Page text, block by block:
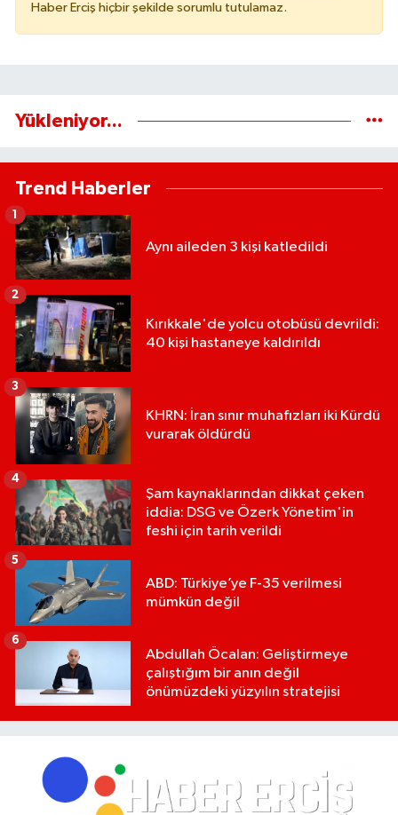
Haber Erciş hiçbir şekilde sorumlu tutulamaz.
Yükleniyor...
Trend Haberler
Aynı aileden 3 kişi katledildi
1
Kırıkkale'de yolcu otobüsü devrildi:
40 kişi hastaneye kaldırıldı
2
KHRN: İran sınır muhafızları iki Kürdü
vurarak öldürdü
3
Şam kaynaklarından dikkat çeken
iddia: DSG ve Özerk Yönetim'in
feshi için tarih verildi
4
ABD: Türkiye’ye F-35 verilmesi
mümkün değil
5
Abdullah Öcalan: Geliştirmeye
çalıştığım bir anın değil
önümüzdeki yüzyılın stratejisi
6